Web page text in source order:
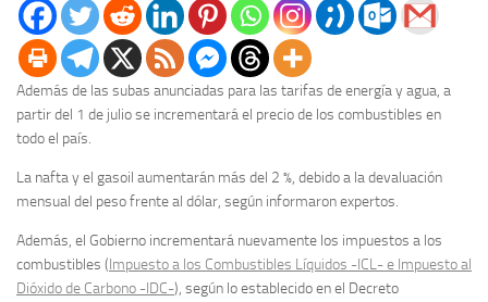
Además de las subas anunciadas para las tarifas de energía y agua, a
partir del 1 de julio se incrementará el precio de los combustibles en
todo el país.
La nafta y el gasoil aumentarán más del 2 %, debido a la devaluación
mensual del peso frente al dólar, según informaron expertos.
Además, el Gobierno incrementará nuevamente los impuestos a los
combustibles (Impuesto a los Combustibles Líquidos -ICL- e Impuesto al
Dióxido de Carbono -IDC-), según lo establecido en el Decreto